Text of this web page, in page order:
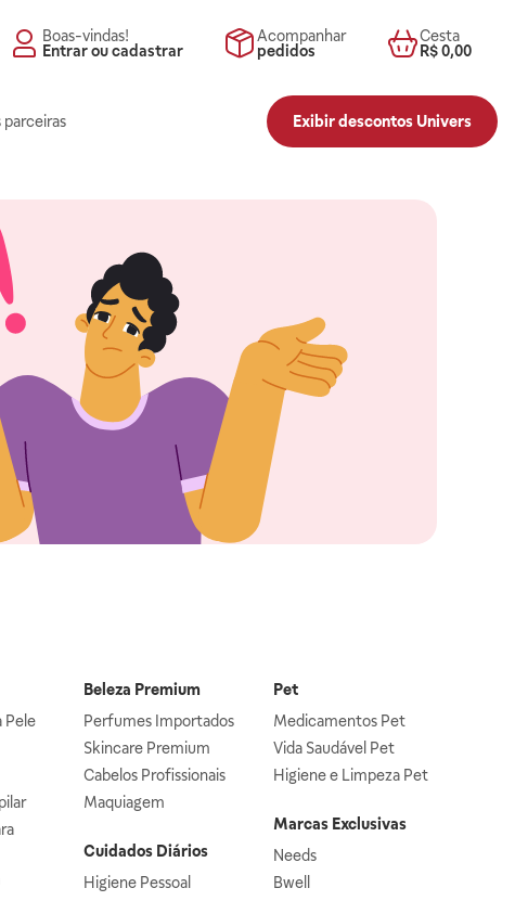
Boas-vindas!
Entrar ou cadastrar
Acompanhar
pedidos
Cesta
R$ 0,00
parceiras Exibir descontos Univers
Pele
Beleza Premium
Perfumes Importados
Skincare Premium
Cabelos Profissionais
Maquiagem
Cuidados Diários
Higiene Pessoal
Pet
Medicamentos Pet
Vida Saudável Pet
Higiene e Limpeza Pet
Marcas Exclusivas
Needs
Bwell